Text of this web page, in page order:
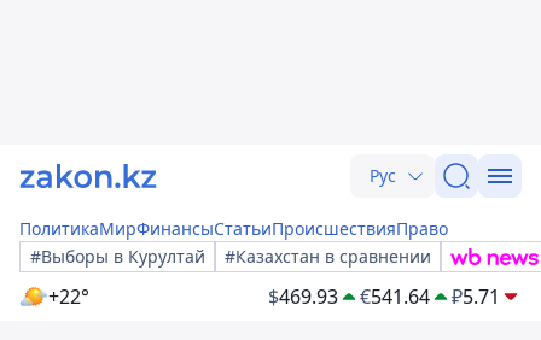
Рус
ПолитикаМирФинансыСтатьиПроисшествияПраво
#Выборы в Курултай
#Казахстан в сравнении
+22° $469.93 €541.64 ₽5.71